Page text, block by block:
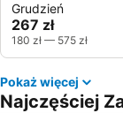
Grudzień
267 zł
180 zł — 575 zł
Pokaż więcej
Najczęściej